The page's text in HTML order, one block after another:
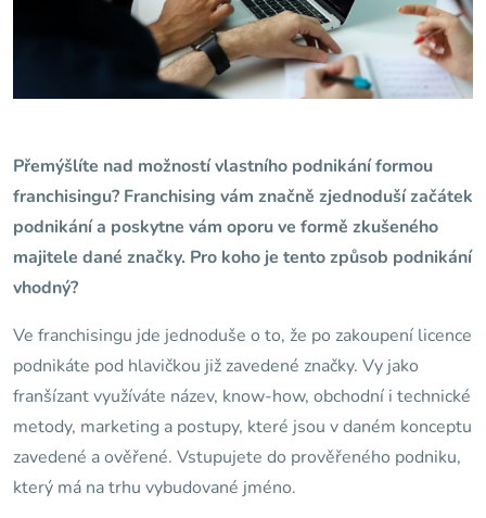
Přemýšlíte nad možností vlastního podnikání formou
franchisingu? Franchising vám značně zjednoduší začátek
podnikání a poskytne vám oporu ve formě zkušeného
majitele dané značky. Pro koho je tento způsob podnikání
vhodný?
Ve franchisingu jde jednoduše o to, že po zakoupení licence
podnikáte pod hlavičkou již zavedené značky. Vy jako
franšízant využíváte název, know-how, obchodní i technické
metody, marketing a postupy, které jsou v daném konceptu
zavedené a ověřené. Vstupujete do prověřeného podniku,
který má na trhu vybudované jméno.